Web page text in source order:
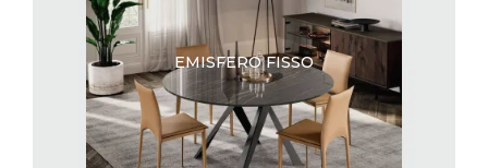
EMISFERO FISSO